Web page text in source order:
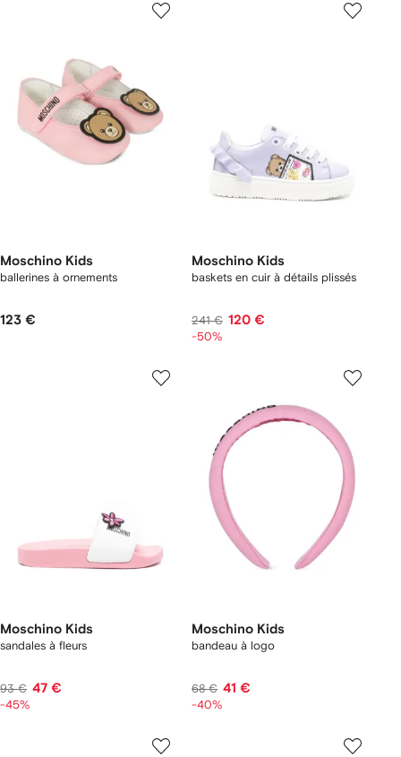
Moschino Kids
ballerines à ornements
123 €
Moschino Kids
baskets en cuir à détails plissés
241 € 120 €
-50%
Moschino Kids
sandales à fleurs
93 € 47 €
-45%
Moschino Kids
bandeau à logo
68 € 41 €
-40%